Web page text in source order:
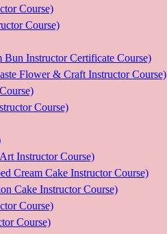
Course)
Course)
Instructor Certificate Course)
Flower & Craft Instructor Course)
Course)
Instructor Course)
Cream Cake Instructor Course)
Cake Instructor Course)
Course)
Course)